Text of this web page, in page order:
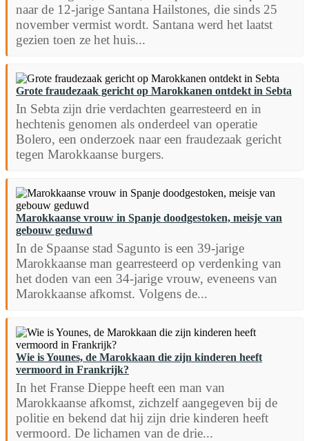
naar de 12-jarige Santana Hailstones, die sinds 25
november vermist wordt. Santana werd het laatst
gezien toen ze het huis...
Grote fraudezaak gericht op Marokkanen ontdekt in Sebta
In Sebta zijn drie verdachten gearresteerd en in
hechtenis genomen als onderdeel van operatie
Bolero, een onderzoek naar een fraudezaak gericht
tegen Marokkaanse burgers.
Marokkaanse vrouw in Spanje doodgestoken, meisje van
gebouw geduwd
In de Spaanse stad Sagunto is een 39-jarige
Marokkaanse man gearresteerd op verdenking van
het doden van een 34-jarige vrouw, eveneens van
Marokkaanse afkomst. Volgens de...
Wie is Younes, de Marokkaan die zijn kinderen heeft
vermoord in Frankrijk?
In het Franse Dieppe heeft een man van
Marokkaanse afkomst, zichzelf aangegeven bij de
politie en bekend dat hij zijn drie kinderen heeft
vermoord. De lichamen van de drie...